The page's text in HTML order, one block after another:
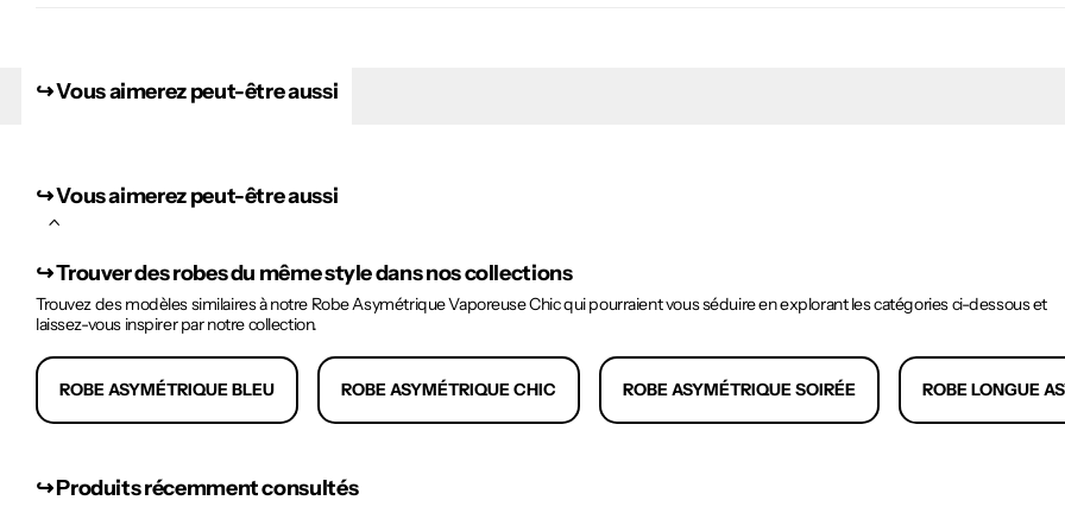
↪︎ Vous aimerez peut-être aussi
↪︎ Vous aimerez peut-être aussi
↪︎Trouver des robes du même style dans nos collections
Trouvez des modèles similaires à notre Robe Asymétrique Vaporeuse Chic qui pourraient vous séduire en explorant les catégories ci-dessous et
laissez-vous inspirer par notre collection.
ROBE ASYMÉTRIQUE BLEU ROBE ASYMÉTRIQUE CHIC ROBE ASYMÉTRIQUE SOIRÉE ROBE LONGUE
↪︎ Produits récemment consultés